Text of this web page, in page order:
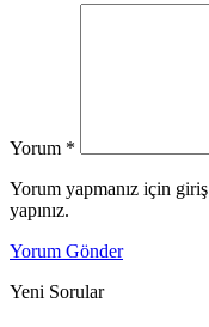
Yorum *
Yorum yapmanız için
yapınız.
Yorum Gönder
Yeni Sorular